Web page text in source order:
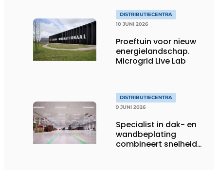
DISTRIBUTIECENTRA
10 JUNI 2026
Proeftuin voor nieuw
energielandschap.
Microgrid Live Lab
DISTRIBUTIECENTRA
9 JUNI 2026
Specialist in dak- en
wandbeplating
combineert snelheid